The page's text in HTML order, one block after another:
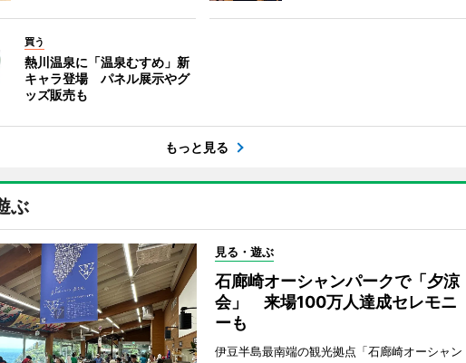
買う
熱川温泉に「温泉むすめ」新
キャラ登場 パネル展示やグ
ッズ販売も
もっと見る
ぶ
見る・遊ぶ
石廊崎オーシャンパークで「夕涼
会」 来場100万人達成セレモニ
ーも
伊豆半島最南端の観光拠点「石廊崎オーシャン